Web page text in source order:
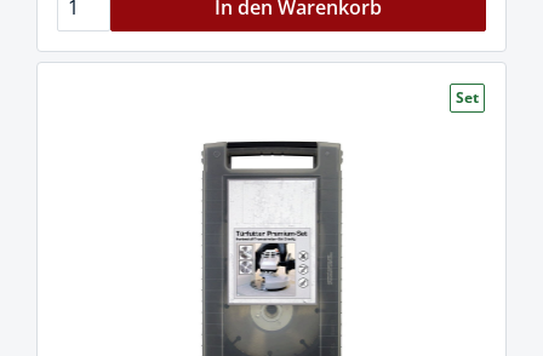
In den Warenkorb
Set